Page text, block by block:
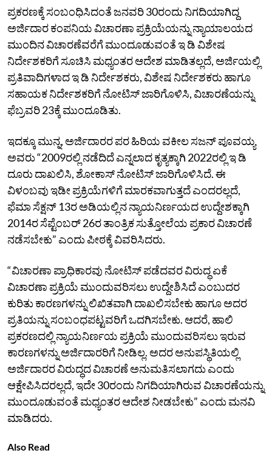
ಪ್ರಕರಣಕ್ಕೆ ಸಂಬಂಧಿಸಿದಂತೆ ಜನವರಿ 30ರಂದು ನಿಗದಿಯಾಗಿದ್ದ
ಅರ್ಜಿದಾರ ಕಂಪನಿಯ ವಿಚಾರಣಾ ಪ್ರಕ್ರಿಯೆಯನ್ನು ನ್ಯಾಯಾಲಯದ
ಮುಂದಿನ ವಿಚಾರಣೆವರೆಗೆ ಮುಂದೂಡುವಂತೆ ಇ ಡಿ ವಿಶೇಷ
ನಿರ್ದೇಶಕರಿಗೆ ಸೂಚಿಸಿ ಮಧ್ಯಂತರ ಆದೇಶ ಮಾಡಿತಲ್ಲದೆ, ಅರ್ಜಿಯಲ್ಲಿ
ಪ್ರತಿವಾದಿಗಳಾದ ಇ ಡಿ ನಿರ್ದೇಶಕರು, ವಿಶೇಷ ನಿರ್ದೇಶಕರು ಹಾಗೂ
ಸಹಾಯಕ ನಿರ್ದೇಶಕರಿಗೆ ನೋಟಿಸ್ ಜಾರಿಗೊಳಿಸಿ, ವಿಚಾರಣೆಯನ್ನು
ಫೆಬ್ರವರಿ 23ಕ್ಕೆ ಮುಂದೂಡಿತು.
ಇದಕ್ಕೂ ಮುನ್ನ, ಅರ್ಜಿದಾರರ ಪರ ಹಿರಿಯ ವಕೀಲ ಸಜನ್ ಪೂವಯ್ಯ
ಅವರು “2009ರಲ್ಲಿ ನಡೆದಿದೆ ಎನ್ನಲಾದ ಕೃತ್ಯಕ್ಕಾಗಿ 2022ರಲ್ಲಿ ಇ ಡಿ
ದೂರು ದಾಖಲಿಸಿ, ಶೋಕಾಸ್ ನೋಟಿಸ್ ಜಾರಿಗೊಳಿಸಿದೆ. ಈ
ವಿಳಂಬವು ಇಡೀ ಪ್ರಕ್ರಿಯೆಗಳಿಗೆ ಮಾರಕವಾಗುತ್ತದೆ ಎಂದರಲ್ಲದೆ,
ಫೆಮಾ ಸೆಕ್ಷನ್ 13ರ ಅಡಿಯಲ್ಲಿನ ನ್ಯಾಯನಿರ್ಣಯದ ಉದ್ದೇಶಕ್ಕಾಗಿ
2014ರ ಸೆಪ್ಟೆಂಬರ್ 26ರ ತಾಂತ್ರಿಕ ಸುತ್ತೋಲೆಯ ಪ್ರಕಾರ ವಿಚಾರಣೆ
ನಡೆಸಬೇಕು” ಎಂದು ಪೀಠಕ್ಕೆ ವಿವರಿಸಿದರು.
“​ವಿಚಾರಣಾ ಪ್ರಾಧಿಕಾರವು ನೋಟಿಸ್ ಪಡೆದವರ ವಿರುದ್ಧ ಏಕೆ
ವಿಚಾರಣಾ ಪ್ರಕ್ರಿಯೆ ಮುಂದುವರಿಸಲು ಉದ್ದೇಶಿಸಿದೆ ಎಂಬುದರ
ಕುರಿತು ಕಾರಣಗಳನ್ನು ಲಿಖಿತವಾಗಿ ದಾಖಲಿಸಬೇಕು ಹಾಗೂ ಅದರ
ಪ್ರತಿಯನ್ನು ಸಂಬಂಧಪಟ್ಟವರಿಗೆ ಒದಗಿಸಬೇಕು. ಆದರೆ, ಹಾಲಿ
ಪ್ರಕರಣದಲ್ಲಿ ನ್ಯಾಯನಿರ್ಣಯ ಪ್ರಕ್ರಿಯೆ ಮುಂದುವರಿಸಲು ಇರುವ
ಕಾರಣಗಳನ್ನು ಅರ್ಜಿದಾರರಿಗೆ ನೀಡಿಲ್ಲ. ಅದರ ಅನುಪಸ್ಥಿತಿಯಲ್ಲಿ
ಅರ್ಜಿದಾರರ ವಿರುದ್ಧದ ವಿಚಾರಣೆ ಅನುಮತಿಸಲಾಗದು ಎಂದು
ಆಕ್ಷೇಪಿಸಿದರಲ್ಲದೆ, ಇದೇ 30ರಂದು ನಿಗದಿಯಾಗಿರುವ ವಿಚಾರಣೆಯನ್ನು
ಮುಂದೂಡುವಂತೆ ಮಧ್ಯಂತರ ಆದೇಶ ನೀಡಬೇಕು” ಎಂದು ಮನವಿ
ಮಾಡಿದರು.
Also Read